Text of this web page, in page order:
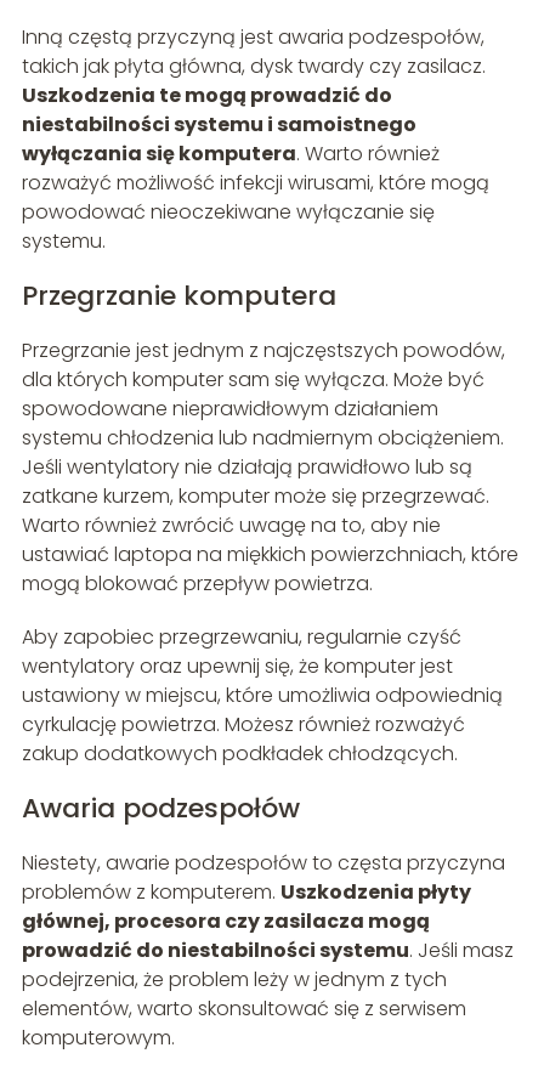
Inną częstą przyczyną jest awaria podzespołów,
takich jak płyta główna, dysk twardy czy zasilacz.
Uszkodzenia te mogą prowadzić do
niestabilności systemu i samoistnego
wyłączania się komputera. Warto również
rozważyć możliwość infekcji wirusami, które mogą
powodować nieoczekiwane wyłączanie się
systemu.
Przegrzanie komputera
Przegrzanie jest jednym z najczęstszych powodów,
dla których komputer sam się wyłącza. Może być
spowodowane nieprawidłowym działaniem
systemu chłodzenia lub nadmiernym obciążeniem.
Jeśli wentylatory nie działają prawidłowo lub są
zatkane kurzem, komputer może się przegrzewać.
Warto również zwrócić uwagę na to, aby nie
ustawiać laptopa na miękkich powierzchniach, które
mogą blokować przepływ powietrza.
Aby zapobiec przegrzewaniu, regularnie czyść
wentylatory oraz upewnij się, że komputer jest
ustawiony w miejscu, które umożliwia odpowiednią
cyrkulację powietrza. Możesz również rozważyć
zakup dodatkowych podkładek chłodzących.
Awaria podzespołów
Niestety, awarie podzespołów to częsta przyczyna
problemów z komputerem. Uszkodzenia płyty
głównej, procesora czy zasilacza mogą
prowadzić do niestabilności systemu. Jeśli masz
podejrzenia, że problem leży w jednym z tych
elementów, warto skonsultować się z serwisem
komputerowym.